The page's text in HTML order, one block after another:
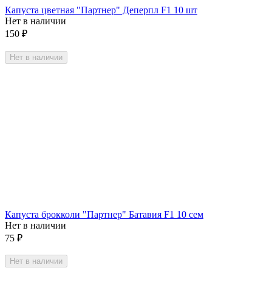
Капуста цветная "Партнер" Деперпл F1 10 шт
Нет в наличии
150 ₽
Нет в наличии
Капуста брокколи "Партнер" Батавия F1 10 сем
Нет в наличии
75 ₽
Нет в наличии